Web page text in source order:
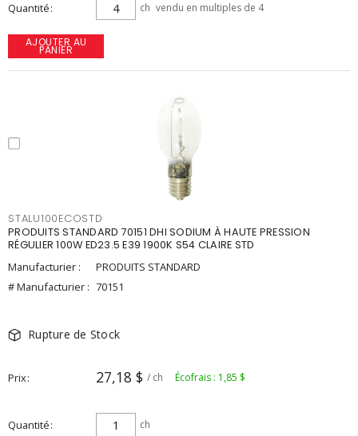
Quantité ch vendu en multiples de 4
AJOUTER AU
PANIER
STALU100ECOSTD
PRODUITS STANDARD 70151 DHI SODIUM À HAUTE PRESSION
RÉGULIER 100W ED23.5 E39 1900K S54 CLAIRE STD
Manufacturier :
PRODUITS STANDARD
# Manufacturier : 70151
Rupture de Stock
Prix 27,18 $ / ch Écofrais : 1,85 $
Quantité ch